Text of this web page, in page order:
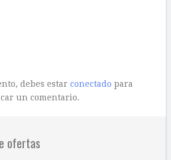
debes estar conectado para
un comentario.
ofertas